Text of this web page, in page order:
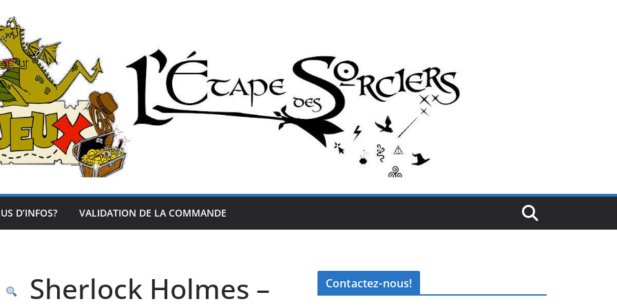
D’INFOS? VALIDATION DE LA COMMANDE
Sherlock Holmes –
Contactez-nous!